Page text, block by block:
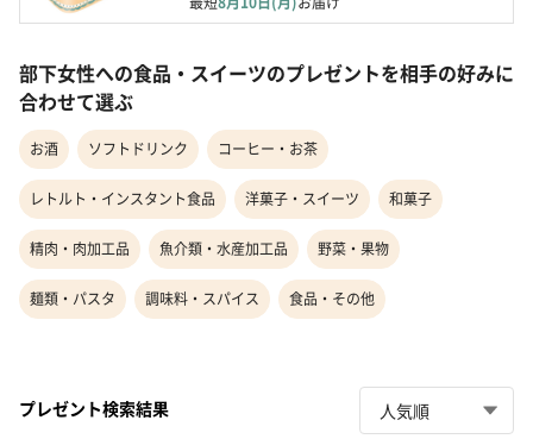
部下女性への食品・スイーツのプレゼントを相手の好みに
合わせて選ぶ
お酒 ソフトドリンク コーヒー・お茶
レトルト・インスタント食品 洋菓子・スイーツ 和菓子
精肉・肉加工品 魚介類・水産加工品 野菜・果物
麺類・パスタ 調味料・スパイス 食品・その他
プレゼント検索結果